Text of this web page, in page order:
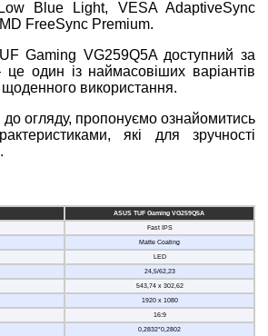
Blue Light, VESA AdaptiveSync
FreeSync Premium.
Gaming VG259Q5A доступний за
один із наймасовіших варіантів
щоденного використання.
огляду, пропонуємо ознайомитись
які для зручності
ASUS TUF Gaming VG259Q5A
Fast IPS
Matte Coating
LED
24,5/62,23
543,74 х 302,62
1920 х 1080
16:9
0,2832*0,2802